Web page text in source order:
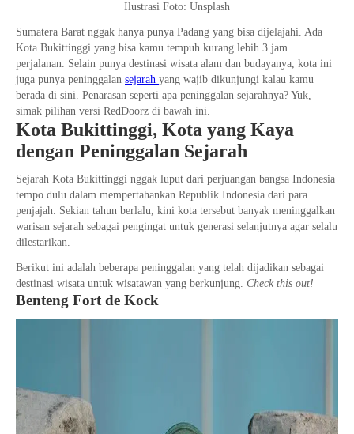
Ilustrasi Foto: Unsplash
Sumatera Barat nggak hanya punya Padang yang bisa dijelajahi. Ada
Kota Bukittinggi yang bisa kamu tempuh kurang lebih 3 jam
perjalanan. Selain punya destinasi wisata alam dan budayanya, kota ini
juga punya peninggalan sejarah yang wajib dikunjungi kalau kamu
berada di sini. Penarasan seperti apa peninggalan sejarahnya? Yuk,
simak pilihan versi RedDoorz di bawah ini.
Kota Bukittinggi, Kota yang Kaya
dengan Peninggalan Sejarah
Sejarah Kota Bukittinggi nggak luput dari perjuangan bangsa Indonesia
tempo dulu dalam mempertahankan Republik Indonesia dari para
penjajah. Sekian tahun berlalu, kini kota tersebut banyak meninggalkan
warisan sejarah sebagai pengingat untuk generasi selanjutnya agar selalu
dilestarikan.
Berikut ini adalah beberapa peninggalan yang telah dijadikan sebagai
destinasi wisata untuk wisatawan yang berkunjung. Check this out!
Benteng Fort de Kock